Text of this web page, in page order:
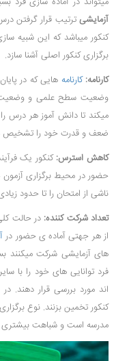
آزمایشی ترتیب قرار گرفتن
کنکور میباشد که این شبیه
برگزاری کنکور اصلی آشنا سازد.
کارنامه: کارنامه هایی که در
وضعیت سطح علمی و وضعیت
میکند تا دانش آموز هر درس
ضعف و قدرت خود را تشخیص
کاهش استرس: کنکور یک
حضور در محیط برگزاری
ناشی از امتحان را تا حدود
تعداد شرکت کننده: در حالت
از هر جهتی آماده ی حضور در
های آزمایشی شرکت میکنند
فرد توانایی های خود را با
اند مورد بررسی قرار دهند.
کنکور تخمین بزنند. نوع
مدرسه است و شباهت بیشتری